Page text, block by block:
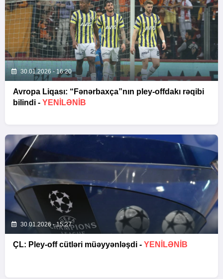
30.01.2026 - 16:20
Avropa Liqası: “Fənərbaxça”nın pley-offdakı rəqibi
bilindi - YENİLƏNİB
30.01.2026 - 15:27
ÇL: Pley-off cütləri müəyyənləşdi - YENİLƏNİB